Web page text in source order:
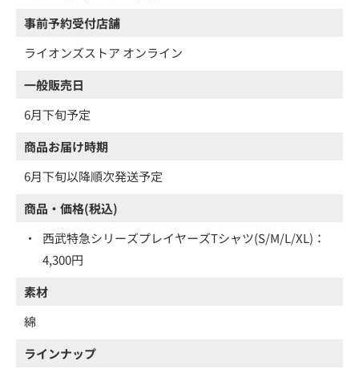
事前予約受付店舗
ライオンズストア オンライン
一般販売日
6月下旬予定
商品お届け時期
6月下旬以降順次発送予定
商品・価格(税込)
・
西武特急シリーズプレイヤーズTシャツ(S/M/L/XL)：
4,300円
素材
綿
ラインナップ